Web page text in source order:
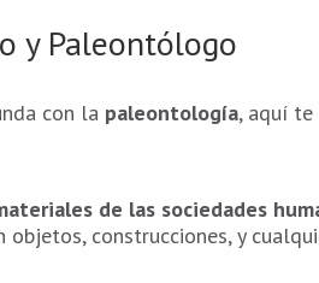
y Paleontólogo
con la paleontología, aquí te
de las sociedades
construcciones, y